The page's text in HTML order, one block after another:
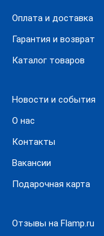
Оплата и доставка
Гарантия и возврат
Каталог товаров
Новости и события
О нас
Контакты
Вакансии
Подарочная карта
Отзывы на Flamp.ru